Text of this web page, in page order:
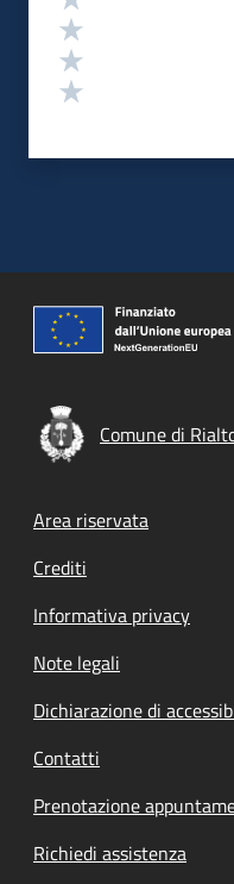
Comune di
Footer menu
Area riservata
Crediti
Informativa privacy
Note legali
Dichiarazione di
Contatti
Prenotazione
Richiedi assistenza